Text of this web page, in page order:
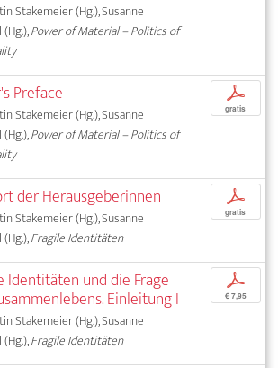
Stakemeier (Hg.), Susanne
Power of Material – Politics of
Preface
Stakemeier (Hg.), Susanne
Power of Material – Politics of
p
gratis
der Herausgeberinnen
Stakemeier (Hg.), Susanne
Fragile Identitäten
p
gratis
Identitäten und die Frage
Einleitung I
Stakemeier (Hg.), Susanne
Fragile Identitäten
p
€ 7,95